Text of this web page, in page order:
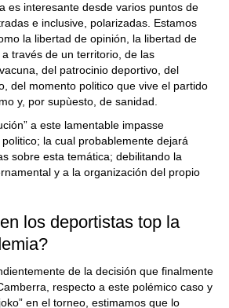
es interesante desde varios puntos de
e inclusive, polarizadas. Estamos
la libertad de opinión, la libertad de
través de un territorio, de las
del patrocinio deportivo, del
del momento politico que vive el partido
y, por supùesto, de sanidad.
a este lamentable impasse
la cual probablemente dejará
sobre esta temática; debilitando la
y a la organización del propio
los deportistas top la
de la decisión que finalmente
respecto a este polémico caso y
en el torneo, estimamos que lo